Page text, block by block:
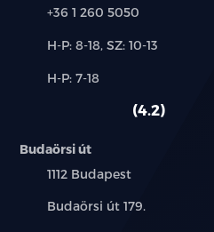
Telefon:
+36 1 260 5050
Új-
használt
H-P: 8-18, SZ: 10-13
Alkatrész,
H-P: 7-18
4.2
Budaörsi út
Település:
1112 Budapest
Cím:
Budaörsi út 179.